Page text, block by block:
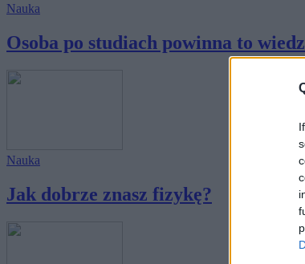
Nauka
Osoba po studiach powinna to
Nauka
Jak dobrze znasz fizykę?